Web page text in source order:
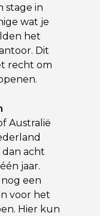
stage in
wat je
het
Dit
recht om
Australië
acht
jaar.
een
voor het
Hier kun